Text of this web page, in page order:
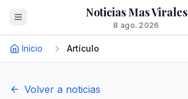
Noticias Mas Virales
8 ago. 2026
Inicio Artículo
Volver a noticias